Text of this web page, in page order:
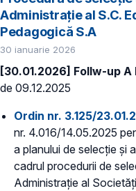
Administraţie al S.C.
Pedagogică S.A
30 ianuarie 2026
[30.01.2026] Follw-up A
de 09.12.2025
Ordin nr. 3.125/
nr. 4.016/14.05.2025
a planului de selecție și
cadrul procedurii de
Administrație al